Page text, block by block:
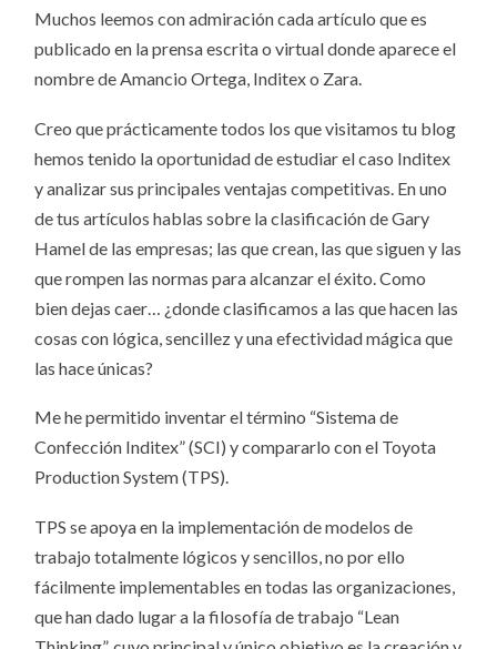
Muchos leemos con admiración cada artículo que es
publicado en la prensa escrita o virtual donde aparece el
nombre de Amancio Ortega, Inditex o Zara.
Creo que prácticamente todos los que visitamos tu blog
hemos tenido la oportunidad de estudiar el caso Inditex
y analizar sus principales ventajas competitivas. En uno
de tus artículos hablas sobre la clasificación de Gary
Hamel de las empresas; las que crean, las que siguen y las
que rompen las normas para alcanzar el éxito. Como
bien dejas caer… ¿donde clasificamos a las que hacen las
cosas con lógica, sencillez y una efectividad mágica que
las hace únicas?
Me he permitido inventar el término “Sistema de
Confección Inditex” (SCI) y compararlo con el Toyota
Production System (TPS).
TPS se apoya en la implementación de modelos de
trabajo totalmente lógicos y sencillos, no por ello
fácilmente implementables en todas las organizaciones,
que han dado lugar a la filosofía de trabajo “Lean